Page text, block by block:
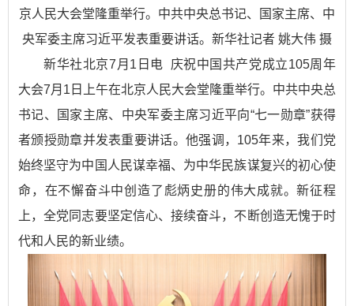
京人民大会堂隆重举行。中共中央总书记、国家主席、中
央军委主席习近平发表重要讲话。新华社记者 姚大伟 摄
新华社北京7月1日电 庆祝中国共产党成立105周年
大会7月1日上午在北京人民大会堂隆重举行。中共中央总
书记、国家主席、中央军委主席习近平向“七一勋章”获得
者颁授勋章并发表重要讲话。他强调，105年来，我们党
始终坚守为中国人民谋幸福、为中华民族谋复兴的初心使
命，在不懈奋斗中创造了彪炳史册的伟大成就。新征程
上，全党同志要坚定信心、接续奋斗，不断创造无愧于时
代和人民的新业绩。